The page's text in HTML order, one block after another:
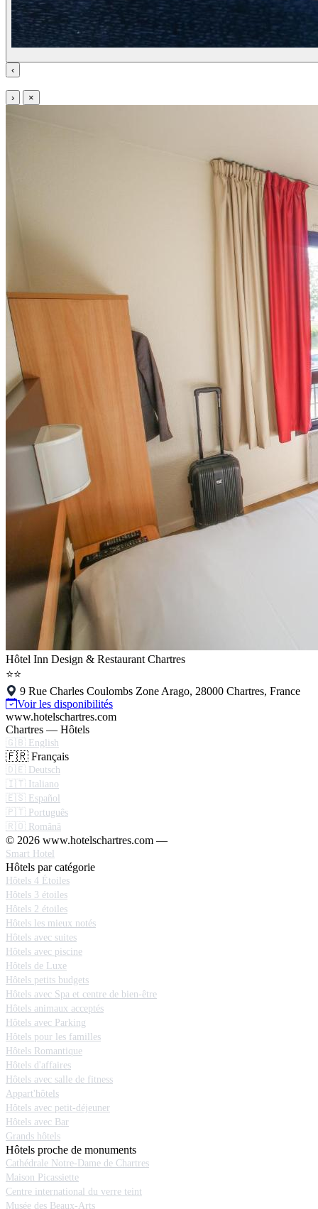
‹
› ×
Hôtel Inn Design & Restaurant Chartres
⭐⭐
9 Rue Charles Coulombs Zone Arago, 28000 Chartres, France
Voir les disponibilités
www.hotelschartres.com
Chartres — Hôtels
🇬🇧 English
🇫🇷 Français
🇩🇪 Deutsch
🇮🇹 Italiano
🇪🇸 Español
🇵🇹 Português
🇷🇴 Română
© 2026 www.hotelschartres.com —
Smart Hotel
Hôtels par catégorie
Hôtels 4 Étoiles
Hôtels 3 étoiles
Hôtels 2 étoiles
Hôtels les mieux notés
Hôtels avec suites
Hôtels avec piscine
Hôtels de Luxe
Hôtels petits budgets
Hôtels avec Spa et centre de bien-être
Hôtels animaux acceptés
Hôtels avec Parking
Hôtels pour les familles
Hôtels Romantique
Hôtels d'affaires
Hôtels avec salle de fitness
Appart'hôtels
Hôtels avec petit-déjeuner
Hôtels avec Bar
Grands hôtels
Hôtels proche de monuments
Cathédrale Notre-Dame de Chartres
Maison Picassiette
Centre international du verre teint
Musée des Beaux-Arts